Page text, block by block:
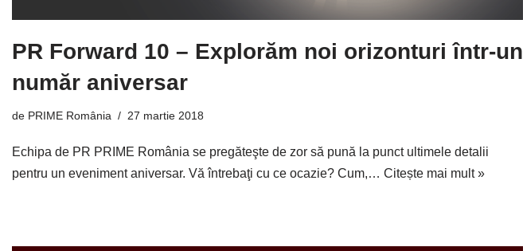
PR Forward 10 – Explorăm noi orizonturi într-un
număr aniversar
de PRIME România 27 martie 2018
Echipa de PR PRIME România se pregăteşte de zor să pună la punct ultimele detalii
pentru un eveniment aniversar. Vă întrebaţi cu ce ocazie? Cum,… Citește mai mult »